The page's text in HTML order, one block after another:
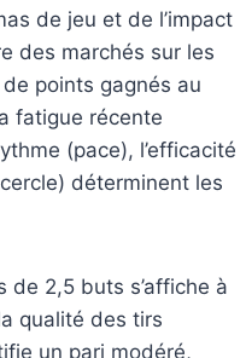
de jeu et de l’impact
des marchés sur les
points gagnés au
fatigue récente
(pace), l’efficacité
déterminent les
2,5 buts s’affiche à
qualité des tirs
un pari modéré,